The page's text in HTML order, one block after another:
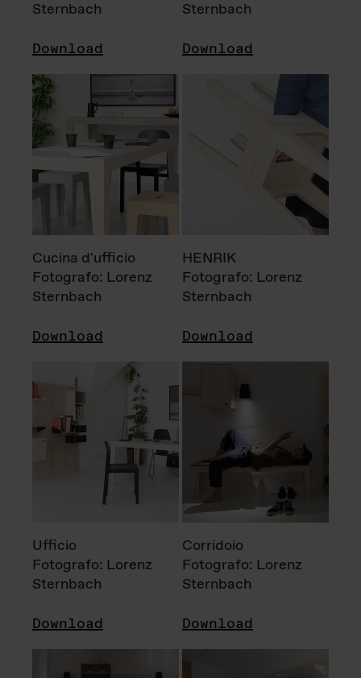
Sternbach
Download
Sternbach
Download
Cucina d'ufficio
Fotografo: Lorenz
Sternbach
Download
HENRIK
Fotografo: Lorenz
Sternbach
Download
Ufficio
Fotografo: Lorenz
Sternbach
Download
Corridoio
Fotografo: Lorenz
Sternbach
Download